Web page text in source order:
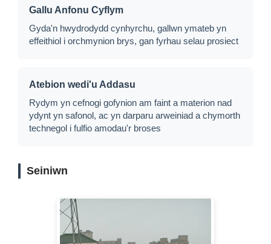
Gallu Anfonu Cyflym
Gyda'n hwydrodydd cynhyrchu, gallwn ymateb yn
effeithiol i orchmynion brys, gan fyrhau selau prosiect
Atebion wedi'u Addasu
Rydym yn cefnogi gofynion am faint a materion nad
ydynt yn safonol, ac yn darparu arweiniad a chymorth
technegol i fulfio amodau'r broses
Seiniwn